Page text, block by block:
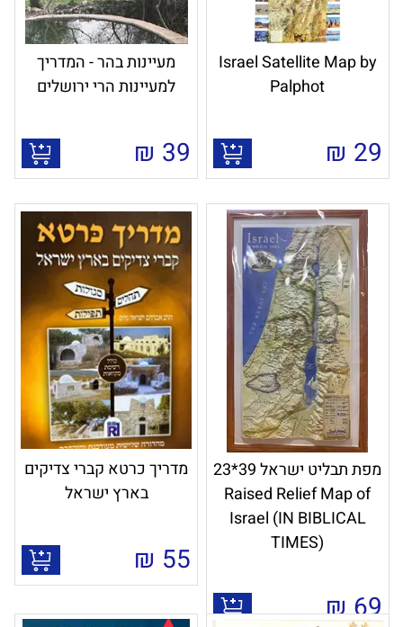
Israel Satellite Map by
Palphot
29
₪
מעיינות בהר - המדריך
למעיינות הרי ירושלים
39
₪
מפת תבליט ישראל 39*23
Raised Relief Map of
Israel (IN BIBLICAL
TIMES)
69
₪
מדריך כרטא קברי צדיקים
בארץ ישראל
55
₪